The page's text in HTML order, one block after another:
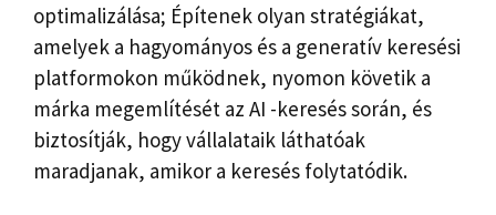
optimalizálása; Építenek olyan stratégiákat,
amelyek a hagyományos és a generatív keresési
platformokon működnek, nyomon követik a
márka megemlítését az AI -keresés során, és
biztosítják, hogy vállalataik láthatóak
maradjanak, amikor a keresés folytatódik.